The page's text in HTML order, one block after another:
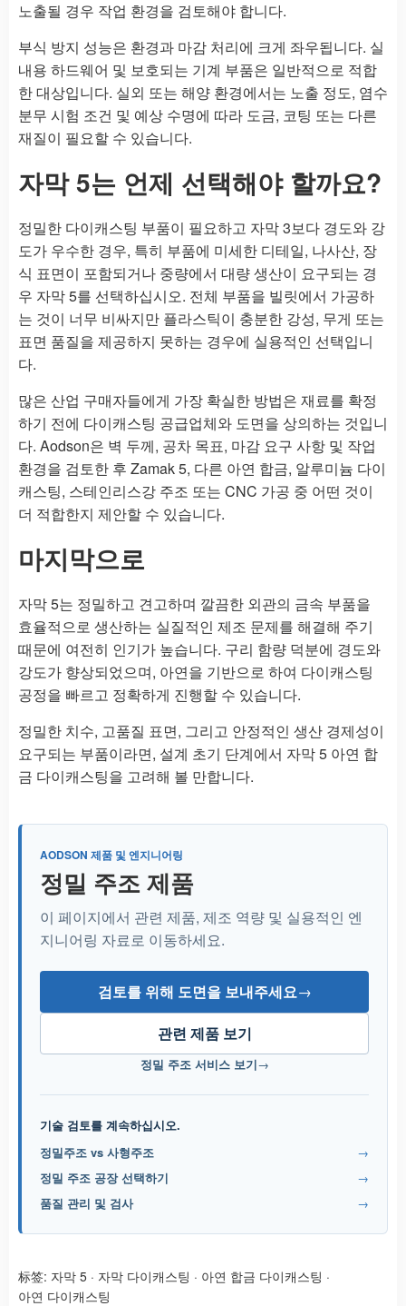
노출될 경우 작업 환경을 검토해야 합니다.
부식 방지 성능은 환경과 마감 처리에 크게 좌우됩니다. 실
내용 하드웨어 및 보호되는 기계 부품은 일반적으로 적합
한 대상입니다. 실외 또는 해양 환경에서는 노출 정도, 염수
분무 시험 조건 및 예상 수명에 따라 도금, 코팅 또는 다른
재질이 필요할 수 있습니다.
자막 5는 언제 선택해야 할까요?
정밀한 다이캐스팅 부품이 필요하고 자막 3보다 경도와 강
도가 우수한 경우, 특히 부품에 미세한 디테일, 나사산, 장
식 표면이 포함되거나 중량에서 대량 생산이 요구되는 경
우 자막 5를 선택하십시오. 전체 부품을 빌릿에서 가공하
는 것이 너무 비싸지만 플라스틱이 충분한 강성, 무게 또는
표면 품질을 제공하지 못하는 경우에 실용적인 선택입니
다.
많은 산업 구매자들에게 가장 확실한 방법은 재료를 확정
하기 전에 다이캐스팅 공급업체와 도면을 상의하는 것입니
다. Aodson은 벽 두께, 공차 목표, 마감 요구 사항 및 작업
환경을 검토한 후 Zamak 5, 다른 아연 합금, 알루미늄 다이
캐스팅, 스테인리스강 주조 또는 CNC 가공 중 어떤 것이
더 적합한지 제안할 수 있습니다.
마지막으로
자막 5는 정밀하고 견고하며 깔끔한 외관의 금속 부품을
효율적으로 생산하는 실질적인 제조 문제를 해결해 주기
때문에 여전히 인기가 높습니다. 구리 함량 덕분에 경도와
강도가 향상되었으며, 아연을 기반으로 하여 다이캐스팅
공정을 빠르고 정확하게 진행할 수 있습니다.
정밀한 치수, 고품질 표면, 그리고 안정적인 생산 경제성이
요구되는 부품이라면, 설계 초기 단계에서 자막 5 아연 합
금 다이캐스팅을 고려해 볼 만합니다.
AODSON 제품 및 엔지니어링
정밀 주조 제품
이 페이지에서 관련 제품, 제조 역량 및 실용적인 엔
지니어링 자료로 이동하세요.
검토를 위해 도면을 보내주세요→
관련 제품 보기
정밀 주조 서비스 보기→
기술 검토를 계속하십시오.
정밀주조 vs 사형주조
→
정밀 주조 공장 선택하기
→
품질 관리 및 검사
→
标签: 자막 5 · 자막 다이캐스팅 · 아연 합금 다이캐스팅 ·
아연 다이캐스팅